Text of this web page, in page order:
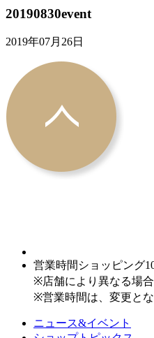
20190830event
2019年07月26日
営業時間 ショッピング
※店舗により異なる場合
※営業時間は、変更と
ニュース&イベント